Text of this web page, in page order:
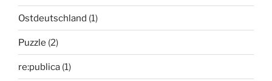
Ostdeutschland (1)
Puzzle (2)
re:publica (1)